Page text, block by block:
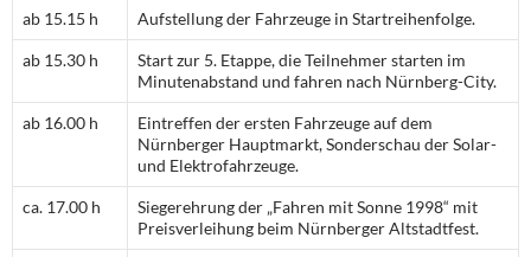
ab 15.15 h Aufstellung der Fahrzeuge in Startreihenfolge.
ab 15.30 h
Start zur 5. Etappe, die Teilnehmer starten im
Minutenabstand und fahren nach Nürnberg-City.
ab 16.00 h
Eintreffen der ersten Fahrzeuge auf dem
Nürnberger Hauptmarkt, Sonderschau der Solar-
und Elektrofahrzeuge.
ca. 17.00 h
Siegerehrung der „Fahren mit Sonne 1998“ mit
Preisverleihung beim Nürnberger Altstadtfest.